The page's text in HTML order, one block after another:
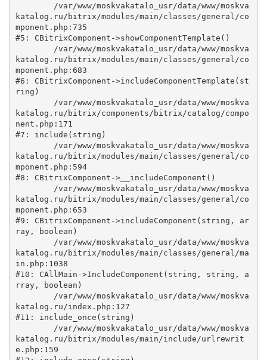
katalog.ru/bitrix/modules/main/classes/general/co
mponent.php:735
#5: CBitrixComponent->showComponentTemplate()
katalog.ru/bitrix/modules/main/classes/general/co
mponent.php:683
#6: CBitrixComponent->includeComponentTemplate(st
ring)
katalog.ru/bitrix/components/bitrix/catalog/compo
nent.php:171
#7: include(string)
katalog.ru/bitrix/modules/main/classes/general/co
mponent.php:594
#8: CBitrixComponent->__includeComponent()
katalog.ru/bitrix/modules/main/classes/general/co
mponent.php:653
#9: CBitrixComponent->includeComponent(string, ar
ray, boolean)
katalog.ru/bitrix/modules/main/classes/general/ma
in.php:1038
#10: CAllMain->IncludeComponent(string, string, a
rray, boolean)
katalog.ru/index.php:127
#11: include_once(string)
katalog.ru/bitrix/modules/main/include/urlrewrit
e.php:159